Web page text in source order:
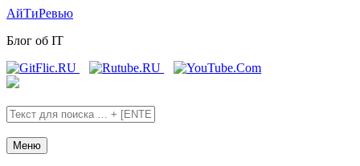
Skip
the
Skip
the
menu
АйТиРевью
Блог об IT
Меню